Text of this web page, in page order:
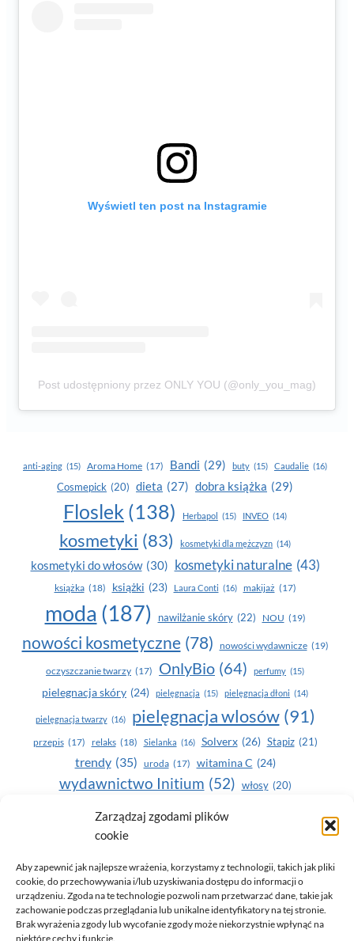
Zarządzaj zgodami plików
cookie
Aby zapewnić jak najlepsze wrażenia, korzystamy z technologii, takich jak pliki
cookie, do przechowywania i/lub uzyskiwania dostępu do informacji o
urządzeniu. Zgoda na te technologie pozwoli nam przetwarzać dane, takie jak
zachowanie podczas przeglądania lub unikalne identyfikatory na tej stronie.
Brak wyrażenia zgody lub wycofanie zgody może niekorzystnie wpłynąć na
niektóre cechy i funkcje.
Wyświetl ten post na Instagramie
Post udostępniony przez ONLY YOU (@only_you_mag)
anti-aging (15) Aroma Home (17) Bandi (29) buty (15) Caudalie (16)
Cosmepick (20) dieta (27) dobra książka (29)
Floslek (138) Herbapol (15) INVEO (14)
kosmetyki (83) kosmetyki dla mężczyzn (14)
kosmetyki do włosów (30) kosmetyki naturalne (43)
książka (18) książki (23) Laura Conti (16) makijaż (17)
moda (187) nawilżanie skóry (22) NOU (19)
nowości kosmetyczne (78) nowości wydawnicze (19)
oczyszczanie twarzy (17) OnlyBio (64) perfumy (15)
pielegnacja skóry (24) pielęgnacja (15) pielęgnacja dłoni (14)
pielęgnacja twarzy (16) pielęgnacja wlosów (91)
przepis (17) relaks (18) Sielanka (16) Solverx (26) Stapiz (21)
trendy (35) uroda (17) witamina C (24)
wydawnictwo Initium (52) włosy (20)
Yasumi(164) zdrowe zęby
zdrowie